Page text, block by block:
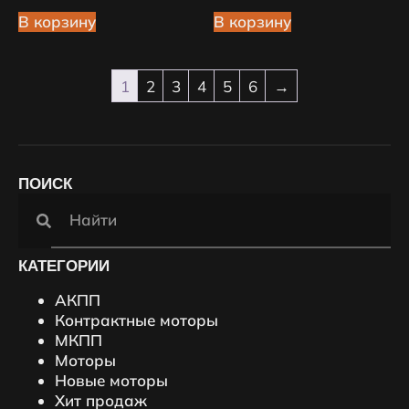
В корзину В корзину
1 2 3 4 5 6 →
ПОИСК
КАТЕГОРИИ
АКПП
Контрактные моторы
МКПП
Моторы
Новые моторы
Хит продаж